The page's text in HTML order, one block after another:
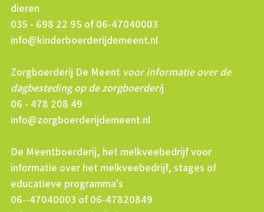
dieren
035 - 698 22 95 of 06-47040003
info@kinderboerderijdemeent.nl
Zorgboerderij De Meent voor informatie over de
dagbesteding op de zorgboerderij
06 - 478 208 49
info@zorgboerderijdemeent.nl
De Meentboerderij, het melkveebedrijf voor
informatie over het melkveebedrijf, stages of
educatieve programma's
06--47040003 of 06-47820849